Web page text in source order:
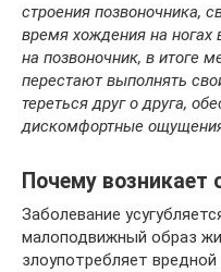
строения позвоночника,
время хождения на ногах
на позвоночник, в итоге
перестают выполнять
тереться друг о друга,
дискомфортные
Почему возникает
Заболевание
малоподвижный образ
злоупотребляет